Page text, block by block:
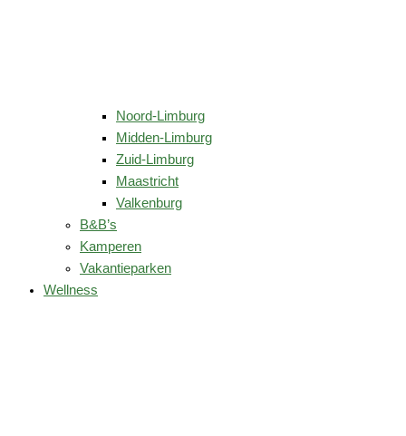
Noord-Limburg
Midden-Limburg
Zuid-Limburg
Maastricht
Valkenburg
B&B’s
Kamperen
Vakantieparken
Wellness